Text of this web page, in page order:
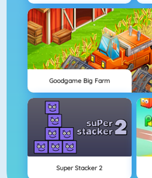
Goodgame Big Farm
Super Stacker 2